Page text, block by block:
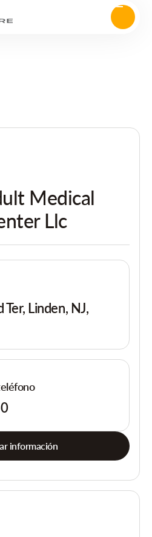
Medical
Llc
Linden, NJ,
información